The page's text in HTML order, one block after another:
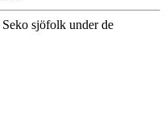
sjöfolk under de